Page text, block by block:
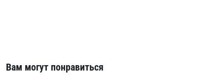
Вам могут понравиться